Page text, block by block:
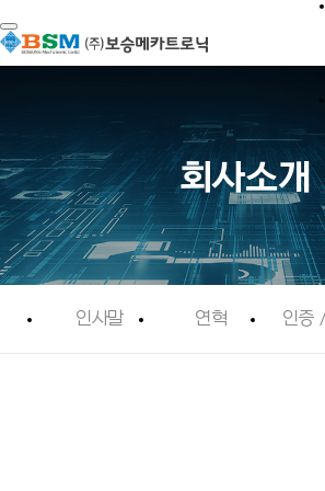
Toggle navigation
회사소개
인사말 연혁 인증